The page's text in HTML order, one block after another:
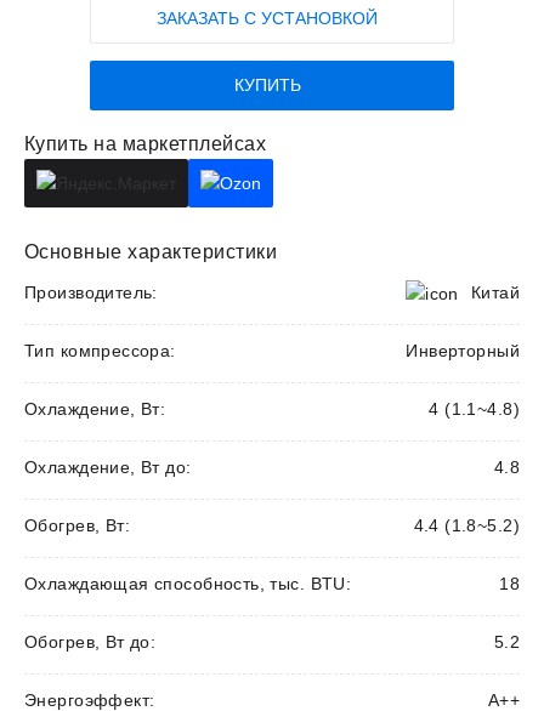
ЗАКАЗАТЬ С УСТАНОВКОЙ
КУПИТЬ
Купить на маркетплейсах
Основные характеристики
Производитель: Китай
Тип компрессора: Инверторный
Охлаждение, Вт: 4 (1.1~4.8)
Охлаждение, Вт до: 4.8
Обогрев, Вт: 4.4 (1.8~5.2)
Охлаждающая способность, тыс. BTU: 18
Обогрев, Вт до: 5.2
Энергоэффект: А++